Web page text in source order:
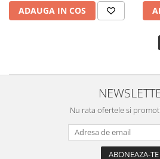
ADAUGA IN COS
Nu rata ofertele si